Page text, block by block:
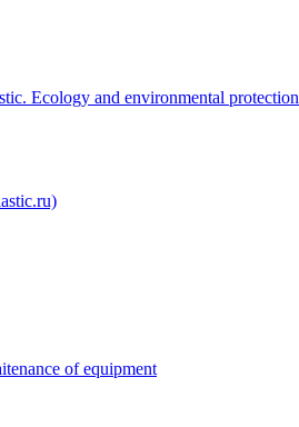
Ecology and environmental protection
of equipment